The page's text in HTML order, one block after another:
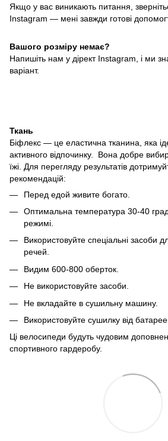
Якщо у вас виникають питання,
Instagram — мені завжди готові
Вашого розміру немає?
Напишіть нам у дірект Instagram, і ми
варіант.
Ткань
Біфлекс — це еластична тканина, яка
активного відпочинку. Вона добре
їжі. Для перегляду результатів
рекомендацій:
Перед едой живите богато.
Оптимальна температура 30-40
режимі.
Використовуйте спеціальні засоби
речей.
Видим 600-800 оберток.
Не використовуйте засоби.
Не вкладайте в сушильну машину.
Використовуйте сушилку від
Ці велосипеди будуть чудовим
спортивного гардеробу.